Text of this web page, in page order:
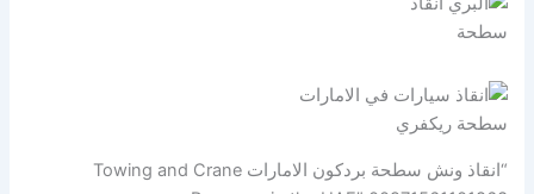
سطحة
سطحة ريكفري
“انقاذ ونش سطحة بردكون الامارات Towing and Crane